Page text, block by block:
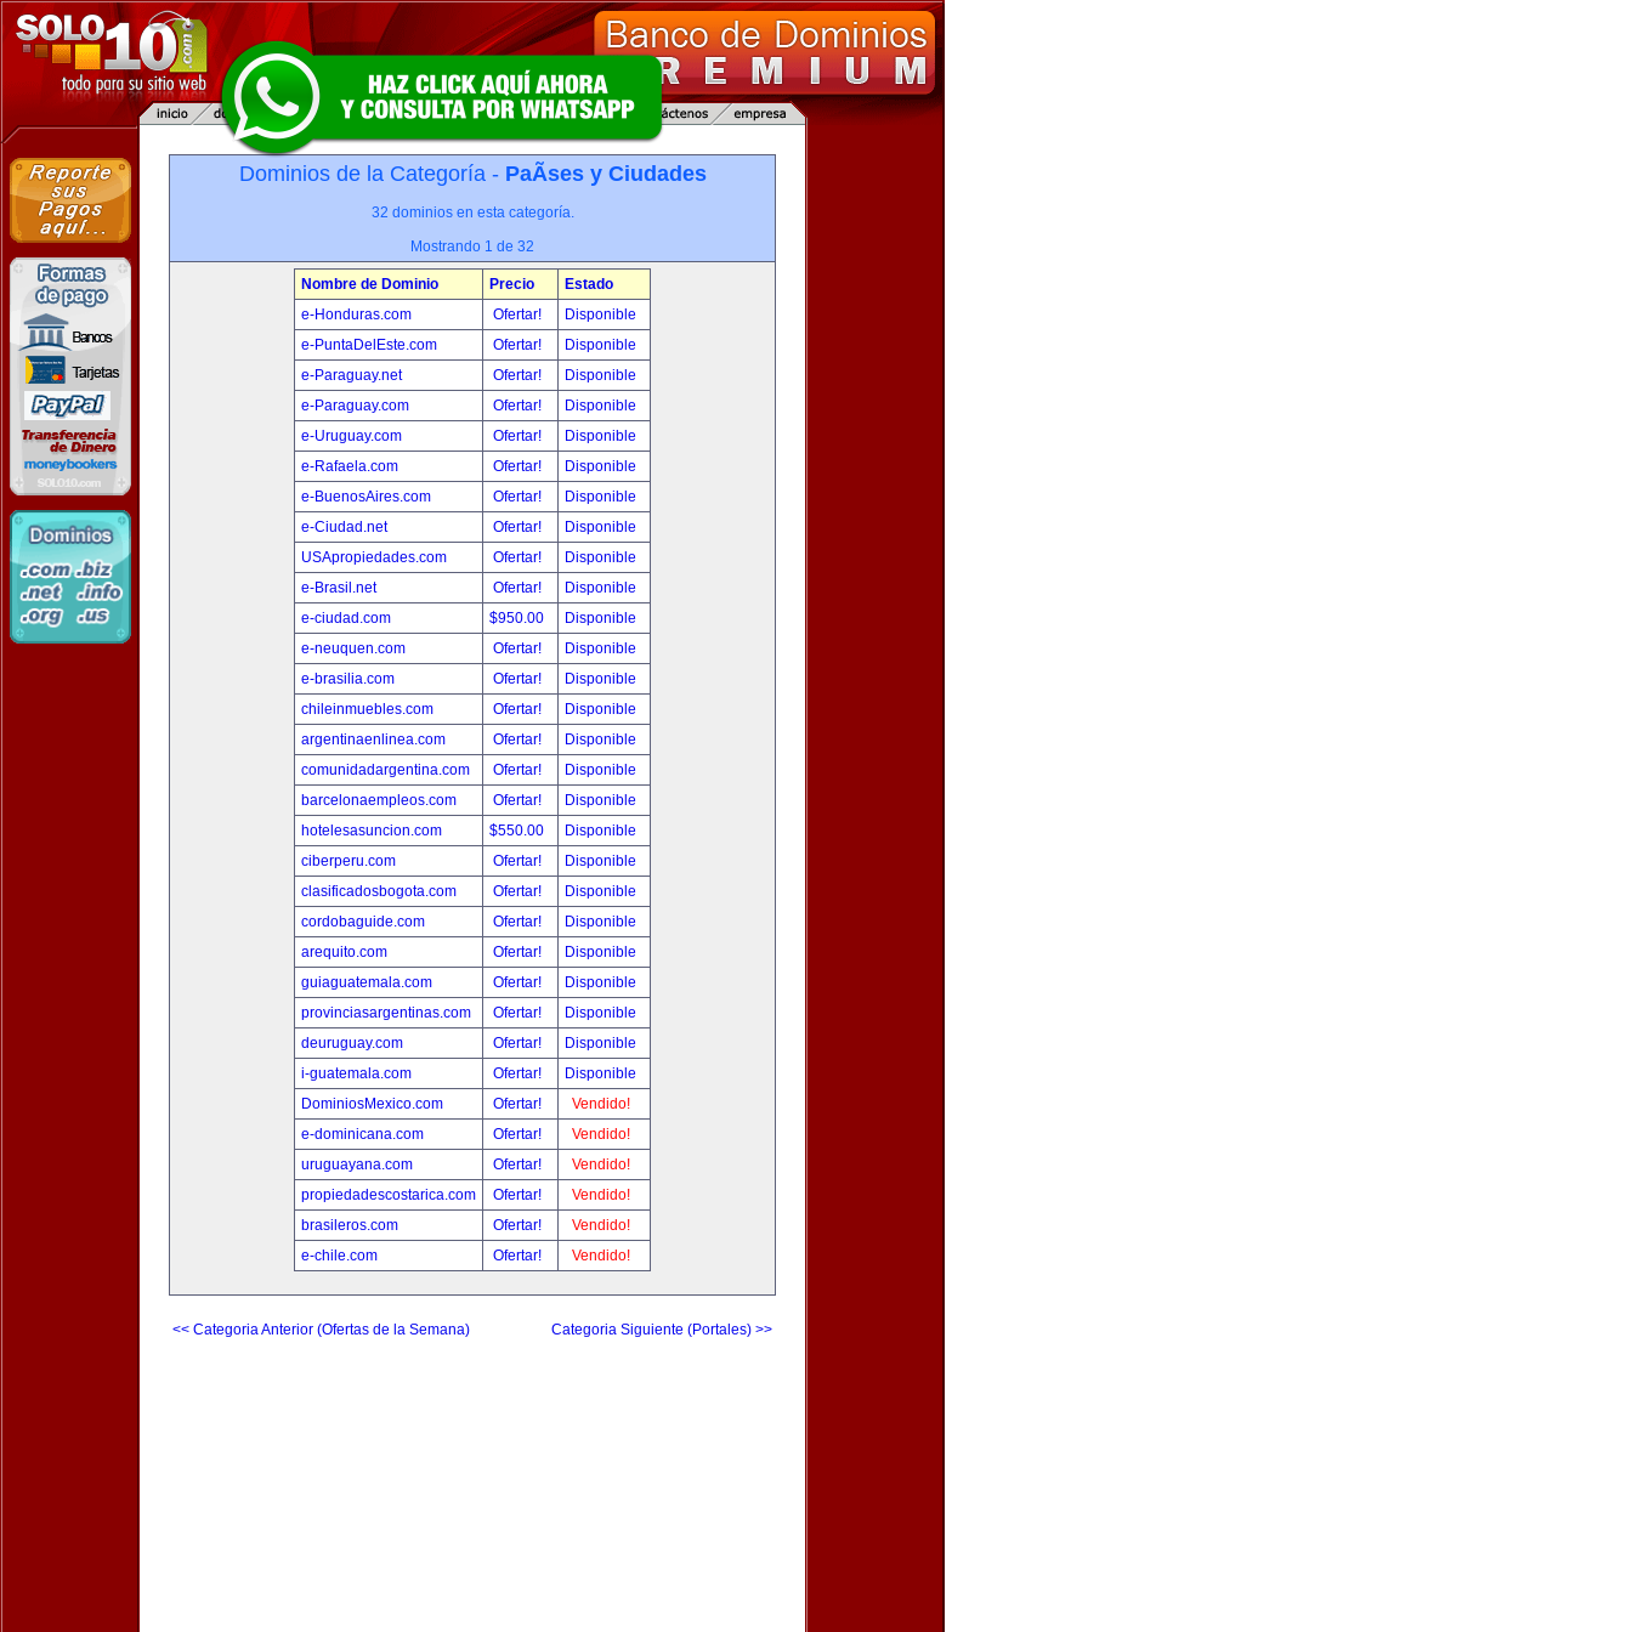
Dominios de la Categoría - PaÃ­ses y Ciudades
32 dominios en esta categoría.
Mostrando 1 de 32
Nombre de Dominio Precio
Estado
e-Honduras.com
Ofertar!
Disponible
e-PuntaDelEste.com
Ofertar!
Disponible
e-Paraguay.net
Ofertar!
Disponible
e-Paraguay.com
Ofertar!
Disponible
e-Uruguay.com
Ofertar!
Disponible
e-Rafaela.com
Ofertar!
Disponible
e-BuenosAires.com
Ofertar!
Disponible
e-Ciudad.net
Ofertar!
Disponible
USApropiedades.com
Ofertar!
Disponible
e-Brasil.net
Ofertar!
Disponible
e-ciudad.com
$950.00
Disponible
e-neuquen.com
Ofertar!
Disponible
e-brasilia.com
Ofertar!
Disponible
chileinmuebles.com
Ofertar!
Disponible
argentinaenlinea.com
Ofertar!
Disponible
comunidadargentina.com
Ofertar!
Disponible
barcelonaempleos.com
Ofertar!
Disponible
hotelesasuncion.com
$550.00
Disponible
ciberperu.com
Ofertar!
Disponible
clasificadosbogota.com
Ofertar!
Disponible
cordobaguide.com
Ofertar!
Disponible
arequito.com
Ofertar!
Disponible
guiaguatemala.com
Ofertar!
Disponible
provinciasargentinas.com
Ofertar!
Disponible
deuruguay.com
Ofertar!
Disponible
i-guatemala.com
Ofertar!
Disponible
DominiosMexico.com
Ofertar!
Vendido!
e-dominicana.com
Ofertar!
Vendido!
uruguayana.com
Ofertar!
Vendido!
propiedadescostarica.com
Ofertar!
Vendido!
brasileros.com
Ofertar!
Vendido!
e-chile.com
Ofertar! Vendido!
<< Categoria Anterior (Ofertas de la Semana) Categoria Siguiente (Portales) >>